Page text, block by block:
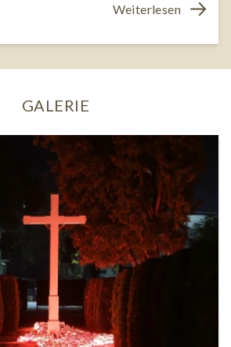
Weiterlesen
GALERIE